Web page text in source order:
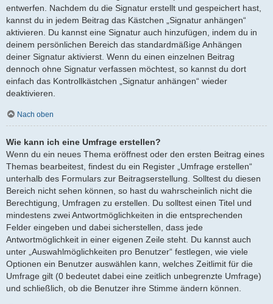
entwerfen. Nachdem du die Signatur erstellt und gespeichert hast,
kannst du in jedem Beitrag das Kästchen „Signatur anhängen“
aktivieren. Du kannst eine Signatur auch hinzufügen, indem du in
deinem persönlichen Bereich das standardmäßige Anhängen
deiner Signatur aktivierst. Wenn du einen einzelnen Beitrag
dennoch ohne Signatur verfassen möchtest, so kannst du dort
einfach das Kontrollkästchen „Signatur anhängen“ wieder
deaktivieren.
Nach oben
Wie kann ich eine Umfrage erstellen?
Wenn du ein neues Thema eröffnest oder den ersten Beitrag eines
Themas bearbeitest, findest du ein Register „Umfrage erstellen“
unterhalb des Formulars zur Beitragserstellung. Solltest du diesen
Bereich nicht sehen können, so hast du wahrscheinlich nicht die
Berechtigung, Umfragen zu erstellen. Du solltest einen Titel und
mindestens zwei Antwortmöglichkeiten in die entsprechenden
Felder eingeben und dabei sicherstellen, dass jede
Antwortmöglichkeit in einer eigenen Zeile steht. Du kannst auch
unter „Auswahlmöglichkeiten pro Benutzer“ festlegen, wie viele
Optionen ein Benutzer auswählen kann, welches Zeitlimit für die
Umfrage gilt (0 bedeutet dabei eine zeitlich unbegrenzte Umfrage)
und schließlich, ob die Benutzer ihre Stimme ändern können.